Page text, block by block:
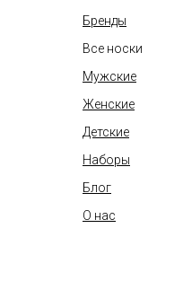
Бренды
Все носки
Мужские
Женские
Детские
Наборы
Блог
О нас